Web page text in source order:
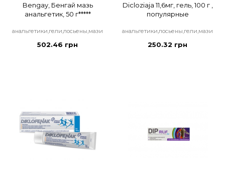
Bengay, Бенгай мазь
анальгетик, 50 г*****
анальгетики,гели,лосьены,мази
502.46 грн
Dicloziaja 11,6мг, гель, 100 г ,
популярные
анальгетики,лосьены,гели,мази
250.32 грн